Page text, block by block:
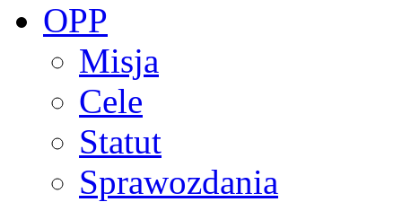
OPP
Misja
Cele
Statut
Sprawozdania